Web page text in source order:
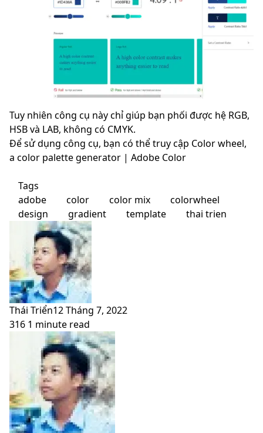
Tuy nhiên công cụ này chỉ giúp bạn phối được hệ RGB,
HSB và LAB, không có CMYK.
Để sử dụng công cụ, bạn có thể truy cập Color wheel,
a color palette generator | Adobe Color
Tags
adobe
color color mix
colorwheel
design
gradient template thai trien
Thái Triển12 Tháng 7, 2022
316 1 minute read
Facebook
LinkedIn
Pinterest
Messenger
Messenger
WhatsApp
Telegram
Facebook
LinkedIn
Pinterest
Messenger
Messenger
WhatsApp
Telegram